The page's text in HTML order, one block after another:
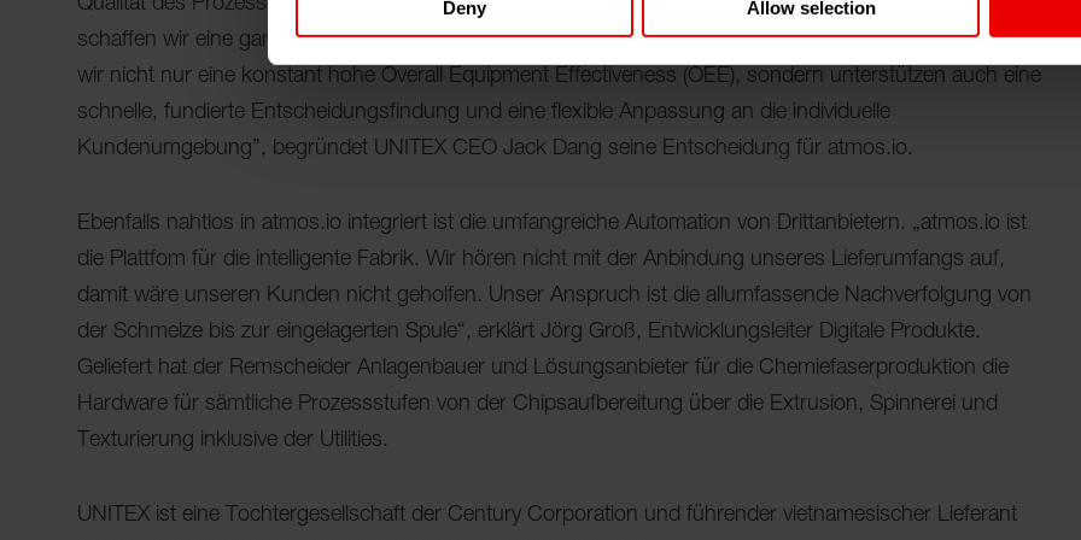
Deny Allow selection
Qualität des Prozesses – und damit auch der Produkte. „Mit der Digitalisierungsplattform atmos.io
schaffen wir eine ganzheitliche Lösung, die den gesamten Produktionsprozess vereint. Damit erreichen
wir nicht nur eine konstant hohe Overall Equipment Effectiveness (OEE), sondern unterstützen auch eine
schnelle, fundierte Entscheidungsfindung und eine flexible Anpassung an die individuelle
Kundenumgebung”, begründet UNITEX CEO Jack Dang seine Entscheidung für atmos.io.
Ebenfalls nahtlos in atmos.io integriert ist die umfangreiche Automation von Drittanbietern. „atmos.io ist
die Plattfom für die intelligente Fabrik. Wir hören nicht mit der Anbindung unseres Lieferumfangs auf,
damit wäre unseren Kunden nicht geholfen. Unser Anspruch ist die allumfassende Nachverfolgung von
der Schmelze bis zur eingelagerten Spule“, erklärt Jörg Groß, Entwicklungsleiter Digitale Produkte.
Geliefert hat der Remscheider Anlagenbauer und Lösungsanbieter für die Chemiefaserproduktion die
Hardware für sämtliche Prozessstufen von der Chipsaufbereitung über die Extrusion, Spinnerei und
Texturierung inklusive der Utilities.
UNITEX ist eine Tochtergesellschaft der Century Corporation und führender vietnamesischer Lieferant